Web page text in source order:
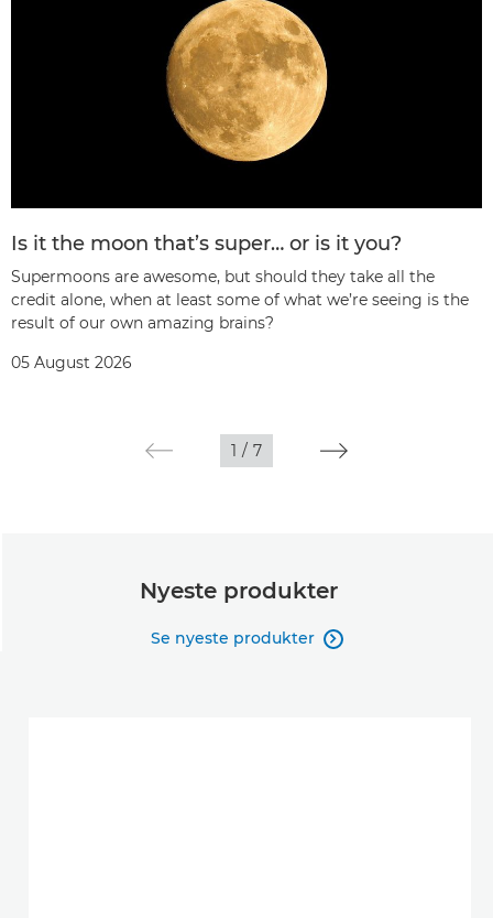
Is it the moon that’s super… or is it you?
Supermoons are awesome, but should they take all the
credit alone, when at least some of what we’re seeing is the
result of our own amazing brains?
05 August 2026
1 / 7
Nyeste produkter
Se nyeste produkter 